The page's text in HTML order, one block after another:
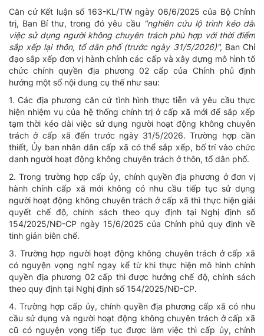
Căn cứ Kết luận số 163-KL/TW ngày 06/6/2025 của Bộ Chính
trị, Ban Bí thư, trong đó yêu cầu "nghiên cứu lộ trình kéo dài
việc sử dụng người không chuyên trách phù hợp với thời điểm
sắp xếp lại thôn, tổ dân phố (trước ngày 31/5/2026)", Ban Chỉ
đạo sắp xếp đơn vị hành chính các cấp và xây dựng mô hình tố
chức chính quyền địa phương 02 cấp của Chính phủ định
hướng một số nội dung cụ thế như sau:
1. Các địa phương căn cứ tình hình thực tiễn và yêu cầu thực
hiện nhiệm vụ của hệ thống chính trị ở cấp xã mới để sắp xếp
tạm thời kéo dài việc sử dụng người hoạt động không chuyên
trách ở cấp xã đến trước ngày 31/5/2026. Trường hợp cần
thiết, Ủy ban nhân dân cấp xã có thể sắp xếp, bố trí vào chức
danh người hoạt động không chuyên trách ở thôn, tổ dân phố.
2. Trong trường hợp cấp ủy, chính quyền địa phương ở đơn vị
hành chính cấp xã mới không có nhu cầu tiếp tục sử dụng
người hoạt động không chuyên trách ở cấp xã thì thực hiện giải
quyết chế độ, chính sách theo quy định tại Nghị định số
154/2025/NĐ-CP ngày 15/6/2025 của Chính phủ quy định về
tinh giản biên chế.
3. Trường hợp người hoạt động không chuyên trách ở cấp xã
có nguyện vọng nghỉ ngay kể từ khi thực hiện mô hình chính
quyền địa phương 02 cấp thì được hưởng chế độ, chính sách
theo quy định tại Nghị định số 154/2025/NĐ-CP.
4. Trường hợp cấp ủy, chính quyền địa phương cấp xã có nhu
cầu sử dụng và người hoạt động không chuyên trách ở cấp xã
cũ có nguyện vọng tiếp tục được làm việc thì cấp ủy, chính